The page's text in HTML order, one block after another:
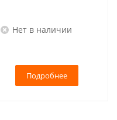
Нет в наличии
Подробнее